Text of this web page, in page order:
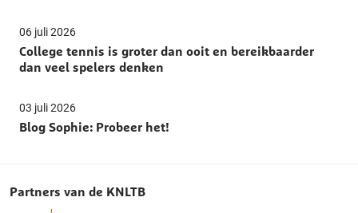
06 juli 2026
College tennis is groter dan ooit en bereikbaarder
dan veel spelers denken
03 juli 2026
Blog Sophie: Probeer het!
Partners van de KNLTB